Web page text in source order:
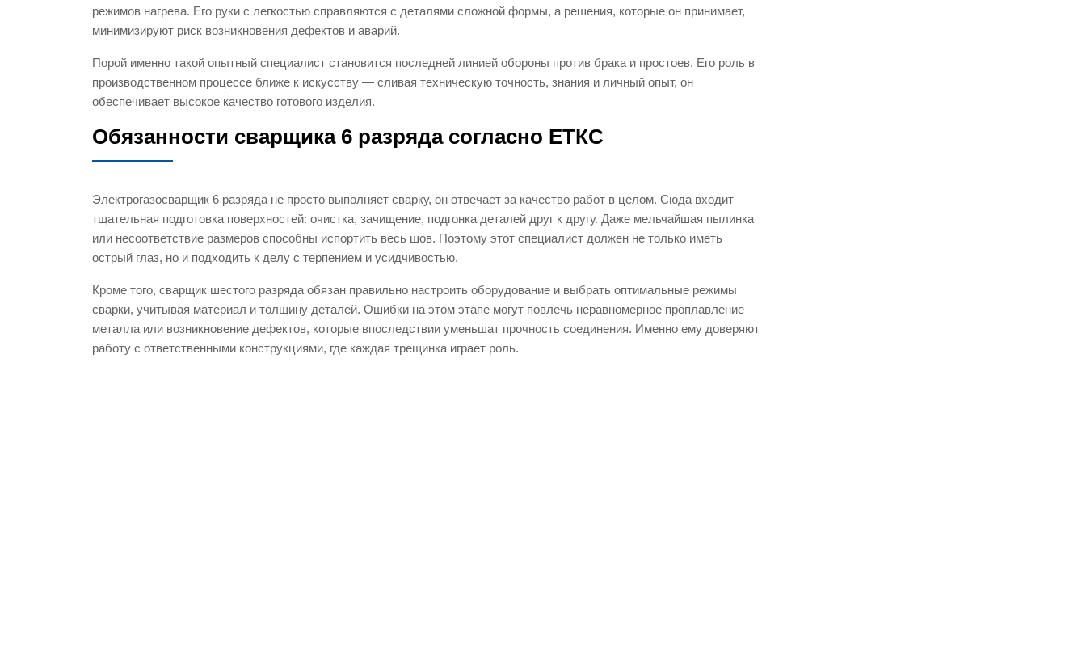
режимов нагрева. Его руки с легкостью справляются с деталями сложной формы, а решения, которые он принимает,
минимизируют риск возникновения дефектов и аварий.
Порой именно такой опытный специалист становится последней линией обороны против брака и простоев. Его роль в
производственном процессе ближе к искусству — сливая техническую точность, знания и личный опыт, он
обеспечивает высокое качество готового изделия.
Обязанности сварщика 6 разряда согласно ЕТКС
Электрогазосварщик 6 разряда не просто выполняет сварку, он отвечает за качество работ в целом. Сюда входит
тщательная подготовка поверхностей: очистка, зачищение, подгонка деталей друг к другу. Даже мельчайшая пылинка
или несоответствие размеров способны испортить весь шов. Поэтому этот специалист должен не только иметь
острый глаз, но и подходить к делу с терпением и усидчивостью.
Кроме того, сварщик шестого разряда обязан правильно настроить оборудование и выбрать оптимальные режимы
сварки, учитывая материал и толщину деталей. Ошибки на этом этапе могут повлечь неравномерное проплавление
металла или возникновение дефектов, которые впоследствии уменьшат прочность соединения. Именно ему доверяют
работу с ответственными конструкциями, где каждая трещинка играет роль.